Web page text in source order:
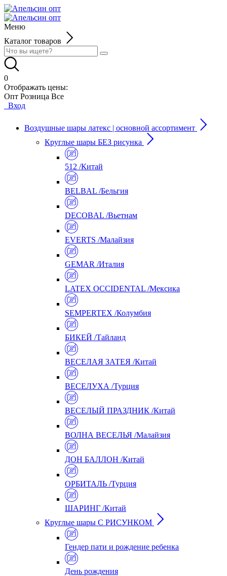
Меню
Каталог товаров
0
Отображать цены:
Опт Розница Все
Вход
Воздушные шары латекс | основной ассортимент
Круглые шары БЕЗ рисунка
512 /Китай
BELBAL /Бельгия
DECOBAL /Вьетнам
EVERTS /Малайзия
GEMAR /Италия
LATEX OCCIDENTAL /Мексика
SEMPERTEX /Колумбия
БИКЕЙ /Тайланд
ВЕСЕЛАЯ ЗАТЕЯ /Китай
ВЕСЕЛУХА /Турция
ВЕСЕЛЫЙ ПРАЗДНИК /Китай
ВОЛНА ВЕСЕЛЬЯ /Малайзия
ДОН БАЛЛОН /Китай
ОРБИТАЛЬ /Турция
ШАРИНГ /Китай
Круглые шары С РИСУНКОМ
Гендер пати и рождение ребенка
День рождения